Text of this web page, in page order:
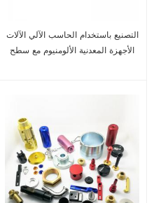
التصنيع باستخدام الحاسب الآلي الآلات
الأجهزة المعدنية الألومنيوم مع سطح